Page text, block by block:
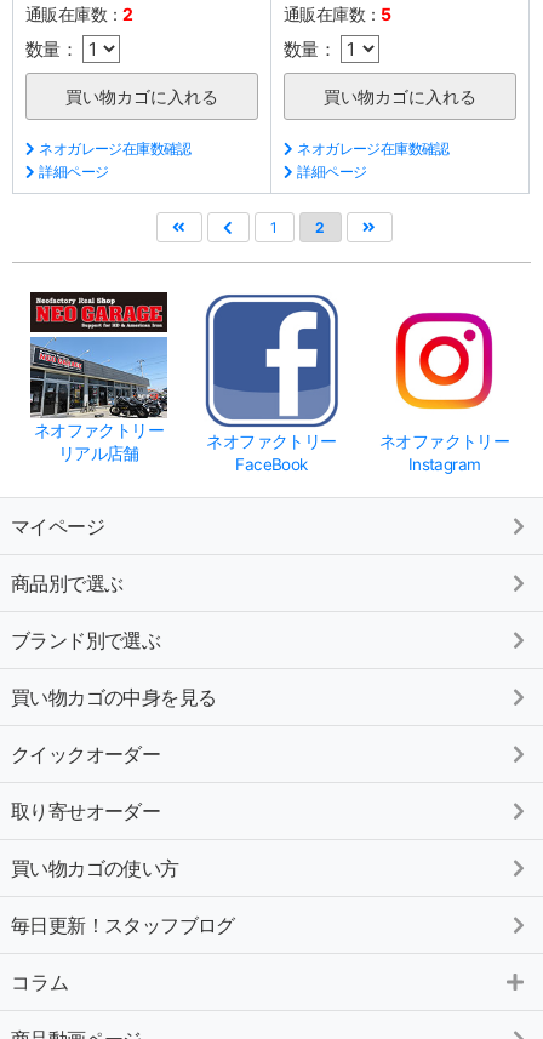
通販在庫数：2
数量：
ネオガレージ在庫数確認
詳細ページ
通販在庫数： 5
数量：
ネオガレージ在庫数確認
詳細ページ
1 2
ネオファクトリー
リアル店舗
ネオファクトリー
FaceBook
ネオファクトリー
Instagram
マイページ
商品別で選ぶ
ブランド別で選ぶ
買い物カゴの中身を見る
クイックオーダー
取り寄せオーダー
買い物カゴの使い方
毎日更新！スタッフブログ
コラム